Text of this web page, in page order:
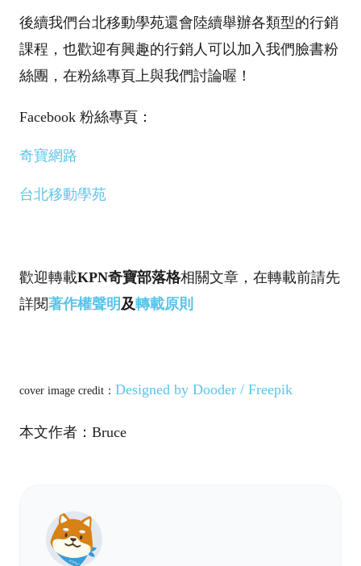
後續我們台北移動學苑還會陸續舉辦各類型的行銷
課程，也歡迎有興趣的行銷人可以加入我們臉書粉
絲團，在粉絲專頁上與我們討論喔！
Facebook 粉絲專頁：
奇寶網路
台北移動學苑
歡迎轉載KPN奇寶部落格相關文章，在轉載前請先
詳閱著作權聲明 及轉載原則
cover image credit： Designed by Dooder / Freepik
本文作者：Bruce